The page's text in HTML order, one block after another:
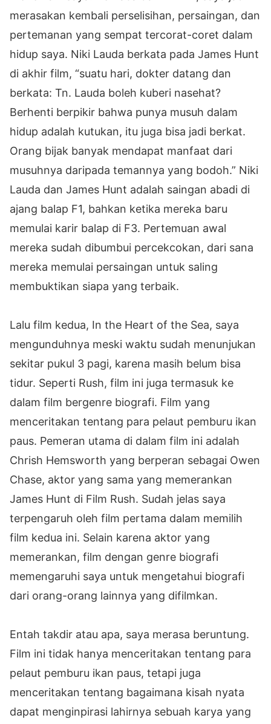
merasakan kembali perselisihan, persaingan, dan
pertemanan yang sempat tercorat-coret dalam
hidup saya. Niki Lauda berkata pada James Hunt
di akhir film, “suatu hari, dokter datang dan
berkata: Tn. Lauda boleh kuberi nasehat?
Berhenti berpikir bahwa punya musuh dalam
hidup adalah kutukan, itu juga bisa jadi berkat.
Orang bijak banyak mendapat manfaat dari
musuhnya daripada temannya yang bodoh.” Niki
Lauda dan James Hunt adalah saingan abadi di
ajang balap F1, bahkan ketika mereka baru
memulai karir balap di F3. Pertemuan awal
mereka sudah dibumbui percekcokan, dari sana
mereka memulai persaingan untuk saling
membuktikan siapa yang terbaik.
Lalu film kedua, In the Heart of the Sea, saya
mengunduhnya meski waktu sudah menunjukan
sekitar pukul 3 pagi, karena masih belum bisa
tidur. Seperti Rush, film ini juga termasuk ke
dalam film bergenre biografi. Film yang
menceritakan tentang para pelaut pemburu ikan
paus. Pemeran utama di dalam film ini adalah
Chrish Hemsworth yang berperan sebagai Owen
Chase, aktor yang sama yang memerankan
James Hunt di Film Rush. Sudah jelas saya
terpengaruh oleh film pertama dalam memilih
film kedua ini. Selain karena aktor yang
memerankan, film dengan genre biografi
memengaruhi saya untuk mengetahui biografi
dari orang-orang lainnya yang difilmkan.
Entah takdir atau apa, saya merasa beruntung.
Film ini tidak hanya menceritakan tentang para
pelaut pemburu ikan paus, tetapi juga
menceritakan tentang bagaimana kisah nyata
dapat menginpirasi lahirnya sebuah karya yang